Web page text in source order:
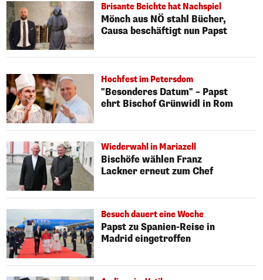
Brisante Beichte hat Nachspiel
Mönch aus NÖ stahl Bücher,
Causa beschäftigt nun Papst
Hochfest im Petersdom
"Besonderes Datum" – Papst
ehrt Bischof Grünwidl in Rom
Wiederwahl in Mariazell
Bischöfe wählen Franz
Lackner erneut zum Chef
Besuch dauert eine Woche
Papst zu Spanien-Reise in
Madrid eingetroffen